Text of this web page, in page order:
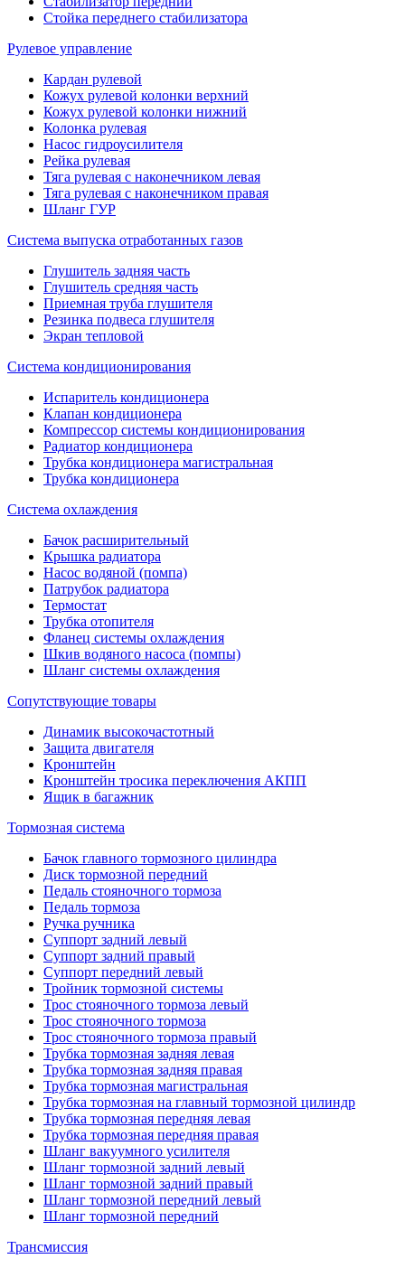
Стойка переднего стабилизатора
Рулевое управление
Кардан рулевой
Кожух рулевой колонки верхний
Кожух рулевой колонки нижний
Колонка рулевая
Насос гидроусилителя
Рейка рулевая
Тяга рулевая с наконечником левая
Тяга рулевая с наконечником правая
Шланг ГУР
Система выпуска отработанных газов
Глушитель задняя часть
Глушитель средняя часть
Приемная труба глушителя
Резинка подвеса глушителя
Экран тепловой
Система кондиционирования
Испаритель кондиционера
Клапан кондиционера
Компрессор системы кондиционирования
Радиатор кондиционера
Трубка кондиционера магистральная
Трубка кондиционера
Система охлаждения
Бачок расширительный
Крышка радиатора
Насос водяной (помпа)
Патрубок радиатора
Термостат
Трубка отопителя
Фланец системы охлаждения
Шкив водяного насоса (помпы)
Шланг системы охлаждения
Сопутствующие товары
Динамик высокочастотный
Защита двигателя
Кронштейн
Кронштейн тросика переключения АКПП
Ящик в багажник
Тормозная система
Бачок главного тормозного цилиндра
Диск тормозной передний
Педаль стояночного тормоза
Педаль тормоза
Ручка ручника
Суппорт задний левый
Суппорт задний правый
Суппорт передний левый
Тройник тормозной системы
Трос стояночного тормоза левый
Трос стояночного тормоза
Трос стояночного тормоза правый
Трубка тормозная задняя левая
Трубка тормозная задняя правая
Трубка тормозная магистральная
Трубка тормозная на главный тормозной цилиндр
Трубка тормозная передняя левая
Трубка тормозная передняя правая
Шланг вакуумного усилителя
Шланг тормозной задний левый
Шланг тормозной задний правый
Шланг тормозной передний левый
Шланг тормозной передний
Трансмиссия